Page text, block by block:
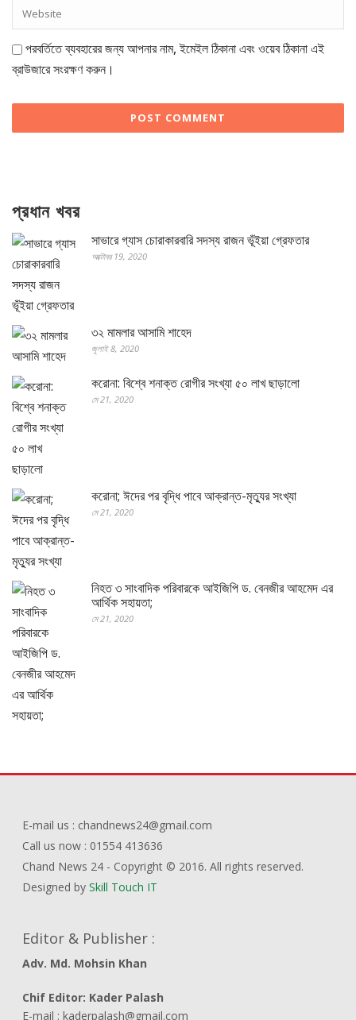
পরবর্তিতে ব্যবহারের জন্য আপনার নাম, ইমেইল ঠিকানা এবং ওয়েব ঠিকানা এই
ব্রাউজারে সংরক্ষণ করুন।
প্রধান খবর
সাভারে গ্যাস চোরাকারবারি সদস্য রাজন ভূঁইয়া গ্রেফতার
অক্টোবর 19, 2020
৩২ মামলার আসামি শাহেদ
জুলাই 8, 2020
করোনা: বিশ্বে শনাক্ত রোগীর সংখ্যা ৫০ লাখ ছাড়ালো
মে 21, 2020
করোনা; ঈদের পর বৃদ্ধি পাবে আক্রান্ত-মৃত্যুর সংখ্যা
মে 21, 2020
নিহত ৩ সাংবাদিক পরিবারকে আইজিপি ড. বেনজীর আহমেদ এর
আর্থিক সহায়তা;
মে 21, 2020
E-mail us : chandnews24@gmail.com
Call us now : 01554 413636
Chand News 24 - Copyright © 2016. All rights reserved.
Designed bySkill Touch IT
Editor & Publisher :
Adv. Md. Mohsin Khan
Chif Editor: Kader Palash
E-mail : kaderpalash@gmail.com